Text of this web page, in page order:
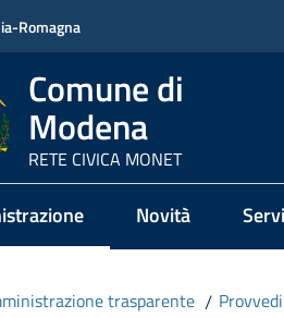
Romagna
Comune di
Modena
RETE CIVICA MONET
Novità
trasparente /